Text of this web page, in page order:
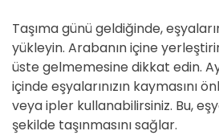
Taşıma günü geldiğinde,
yükleyin. Arabanın içine
üste gelmemesine dikkat edin.
içinde eşyalarınızın kaymasını
veya ipler kullanabilirsiniz. Bu,
şekilde taşınmasını sağlar.